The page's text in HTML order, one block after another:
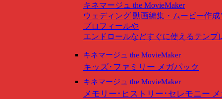
キネマージュ the MovieMaker
ウェディング 動画編集・ムービー作成
プロフィールや
エンドロールなどすぐに使えるテンプ
キネマージュ the MovieMaker
キッズ･ファミリー メガパック
キネマージュ the MovieMaker
メモリー･ヒストリー･セレモニー